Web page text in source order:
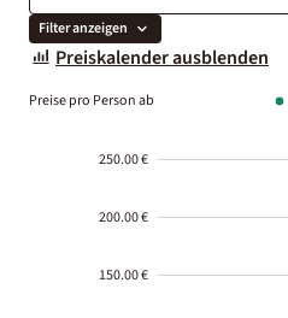
Filter anzeigen
Preiskalender ausblenden
Preise pro Person ab
250.00 €
200.00 €
150.00 €